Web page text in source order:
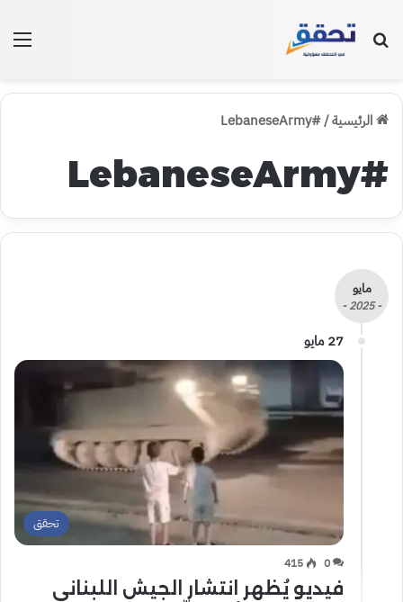
بحث عن
الرئيسية/
#LebaneseArmy
#LebaneseArmy
مايو
- 2025 -
27 مايو
تحقق
0
415
فيديو يُظهِر انتشار الجيش اللبناني